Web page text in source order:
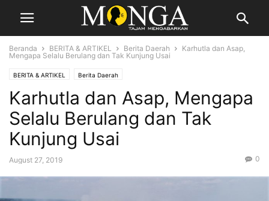
Beranda BERITA & ARTIKEL Berita Daerah
Karhutla dan Asap,
Mengapa Selalu Berulang dan Tak Kunjung Usai
BERITA & ARTIKEL Berita Daerah
Karhutla dan Asap, Mengapa
Selalu Berulang dan Tak
Kunjung Usai
August 27, 2019 0